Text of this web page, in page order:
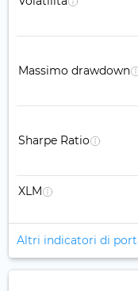
Massimo drawdown
Sharpe Ratio
XLM
Altri indicatori di